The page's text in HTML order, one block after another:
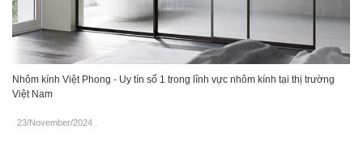
Nhôm kính Việt Phong - Uy tín số 1 trong lĩnh vực nhôm kính tại thị trường
Việt Nam
23/November/2024